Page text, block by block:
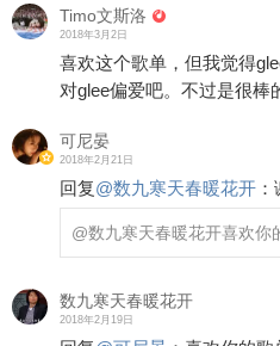
Timo文斯洛
2018年3月2日
喜欢这个歌单，但我觉得
对glee偏爱吧。不过是很棒
可尼晏
2018年2月21日
回复@数九寒天春暖花开 ：
@数九寒天春暖花开喜欢你
数九寒天春暖花开
2018年2月19日